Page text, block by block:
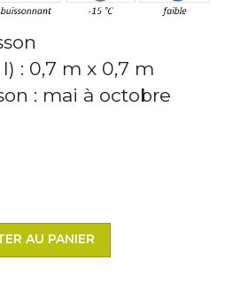
: 0,7 m x 0,7 m
: mai à octobre
AU PANIER